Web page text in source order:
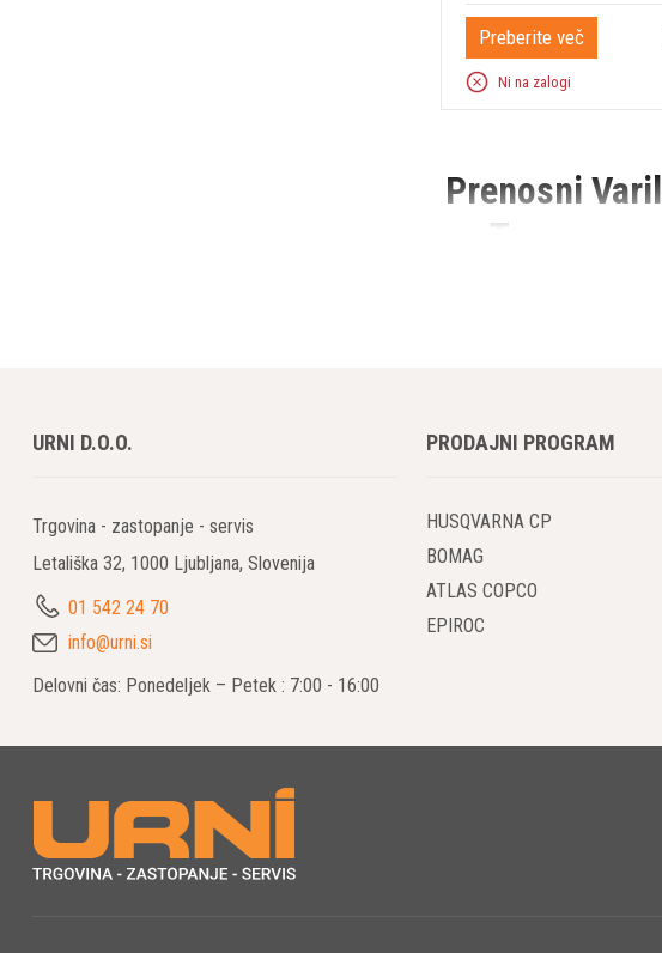
Preberite več
Ni na zalogi
Prenosni
na Terenu
Prenosni varilni agregati
Zanesljivost in
Pri uporabi prenosnih
agregatov. Njihovi varilni
Enostavna
ključnega pomena za
URNI D.O.O.
Trgovina - zastopanje - servis
Letališka 32, 1000 Ljubljana, Slovenija
01 542 24 70
info@urni.si
Delovni čas: Ponedeljek – Petek : 7:00 - 16:00
PRODAJNI PROGRAM
HUSQVARNA CP
BOMAG
ATLAS COPCO
EPIROC